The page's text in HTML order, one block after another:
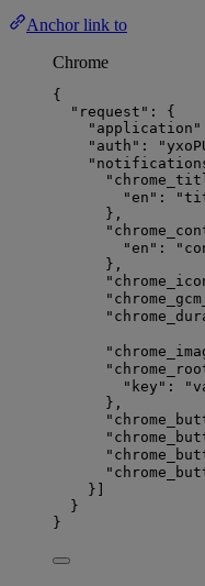
Anchor link to
Chrome
{
"request" : {
"application"
"auth" : "
"en" : "
},
"en" : "
},
"key" : "
},
}]
}
}